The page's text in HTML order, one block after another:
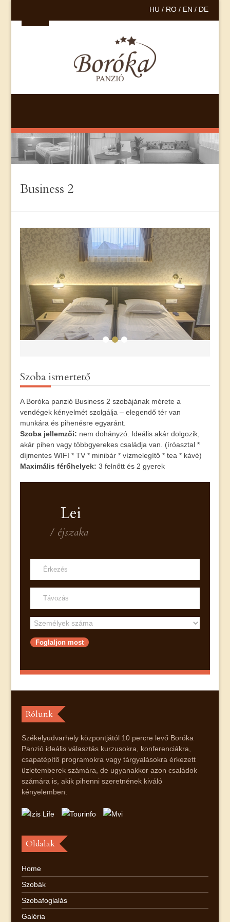
HU / RO / EN / DE
Business 2
Szoba ismertető
A Boróka panzió Business 2 szobájának mérete a
vendégek kényelmét szolgálja – elegendő tér van
munkára és pihenésre egyaránt.
Szoba jellemzői: nem dohányzó. Ideális akár dolgozik,
akár pihen vagy többgyerekes családja van. (íróasztal *
díjmentes WIFI * TV * minibár * vízmelegítő * tea * kávé)
Maximális férőhelyek: 3 felnőtt és 2 gyerek
Lei
/ éjszaka
Rólunk
Székelyudvarhely központjától 10 percre levő Boróka
Panzió ideális választás kurzusokra, konferenciákra,
csapatépítő programokra vagy tárgyalásokra érkezett
üzletemberek számára, de ugyanakkor azon családok
számára is, akik pihenni szeretnének kiváló
kényelemben.
Oldalak
Home
Szobák
Szobafoglalás
Galéria